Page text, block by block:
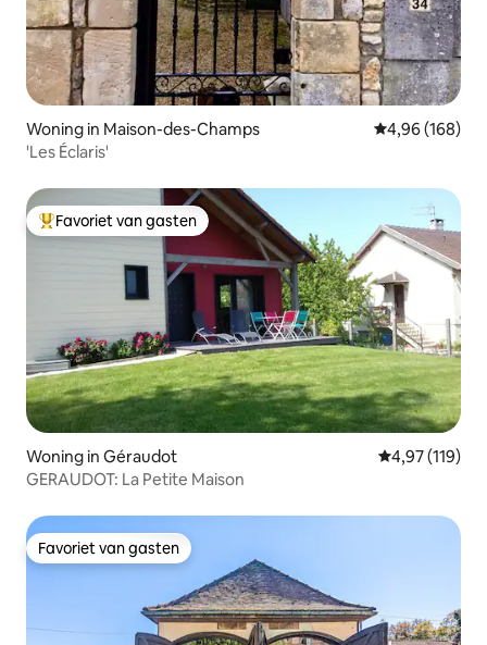
Woning in Maison-des-Champs Gemiddelde
4,96 (168)
'Les Éclaris'
Topfavoriet van gasten
Favoriet van gasten
Woning in Géraudot Gemiddelde
4,97 (119)
GERAUDOT: La Petite Maison
Favoriet van gasten
Favoriet van gasten